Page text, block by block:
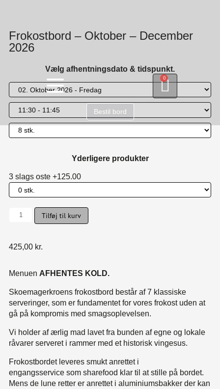
0
Bestil bord
Frokostbord – Oktober – December
2026
Vælg afhentningsdato & tidspunkt.
Yderligere produkter
3 slags oste +125.00
Tilføj til kurv
425,00 kr.
Menuen AFHENTES KOLD.
Skoemagerkroens frokostbord består af 7 klassiske
serveringer, som er fundamentet for vores frokost uden at
gå på kompromis med smagsoplevelsen.
Vi holder af ærlig mad lavet fra bunden af egne og lokale
råvarer serveret i rammer med et historisk vingesus.
Frokostbordet leveres smukt anrettet i
engangsservice som sharefood klar til at stille på bordet.
Mens de lune retter er anrettet i aluminiumsbakker der kan